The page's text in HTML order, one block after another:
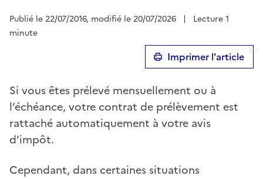
Publié le 22/07/2016, modifié le 20/07/2026 |
Lecture 1
minute
Imprimer l'article
Si vous êtes prélevé mensuellement ou à
l’échéance, votre contrat de prélèvement est
rattaché automatiquement à votre avis
d’impôt.
Cependant, dans certaines situations